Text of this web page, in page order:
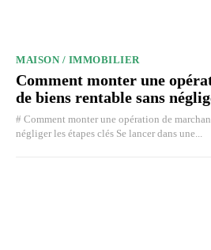
MAISON / IMMOBILIER
Comment monter une
de biens rentable sans
# Comment monter une opération de
négliger les étapes clés Se lancer dans une...